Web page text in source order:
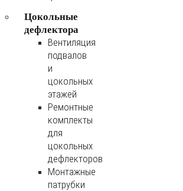
Цокольные
дефлектора
Вентиляция
подвалов
и
цокольных
этажей
Ремонтные
комплекты
для
цокольных
дефлекторов
Монтажные
патрубки